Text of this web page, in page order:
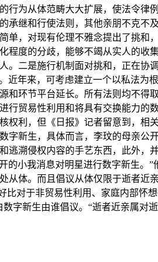
为从体范畴大大扩展，使法令
继和行使法则，其他亲朋不克
，对现有伦理不雅念提出了挑和
度的分歧，能够不竭从实人的
二是施行机制面对挑和，正在
年来，可考虑建立一个以私法为
环节平台延长。所有法则均不
行贸易性利用和将具有交换能力
利，但《日报》记者留意到，
新生，具体而言，李玟的母亲
溯侵权内容的手艺东西，此外，
小我消息对明星进行数字新生。
从体。而且倡议从体仅限于逝者
比对于非贸易性利用、家庭内部
字新生由谁倡议。“逝者近亲属对